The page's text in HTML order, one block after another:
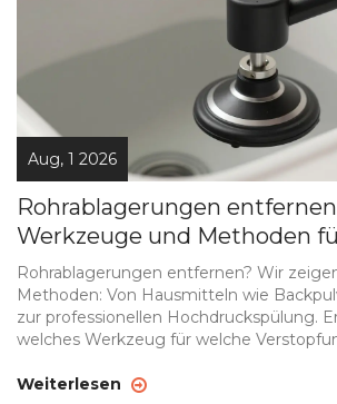
Aug, 1 2026
Rohrablagerungen
Werkzeuge und Methoden
Leitungen
Rohrablagerungen entfernen? Wir
Methoden: Von Hausmitteln wie
zur professionellen Hochdruckspülung.
welches Werkzeug für welche
Weiterlesen